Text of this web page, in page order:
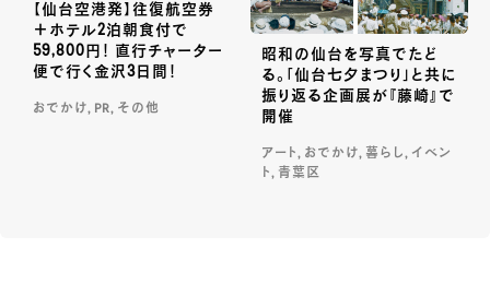
【仙台空港発】往復航空券
＋ホテル2泊朝食付で
59,800円！ 直行チャーター
便で行く金沢3日間！
おでかけ, PR, その他
昭和の仙台を写真でたど
る。「仙台七夕まつり」と共に
振り返る企画展が『藤崎』で
開催
アート, おでかけ, 暮らし, イベン
ト, 青葉区